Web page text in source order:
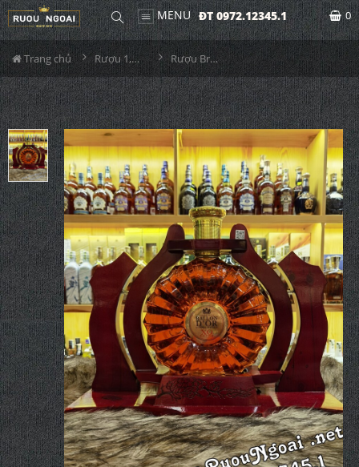
MENU ĐT 0972.12345.1 0
Trang chủ Rượu 1,5L-2L-3L-4,5L Rượu Brandy XO Ballon D'or XO 3000ml